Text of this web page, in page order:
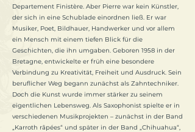
Departement Finistère. Aber Pierre war kein Künstler,
der sich in eine Schublade einordnen ließ. Er war
Musiker, Poet, Bildhauer, Handwerker und vor allem
ein Mensch mit einem tiefen Blick für die
Geschichten, die ihn umgaben. Geboren 1958 in der
Bretagne, entwickelte er früh eine besondere
Verbindung zu Kreativität, Freiheit und Ausdruck. Sein
beruflicher Weg begann zunächst als Zahntechniker.
Doch die Kunst wurde immer stärker zu seinem
eigentlichen Lebensweg. Als Saxophonist spielte er in
verschiedenen Musikprojekten – zunächst in der Band
„Karroth râpées“ und später in der Band „Chihuahua“,